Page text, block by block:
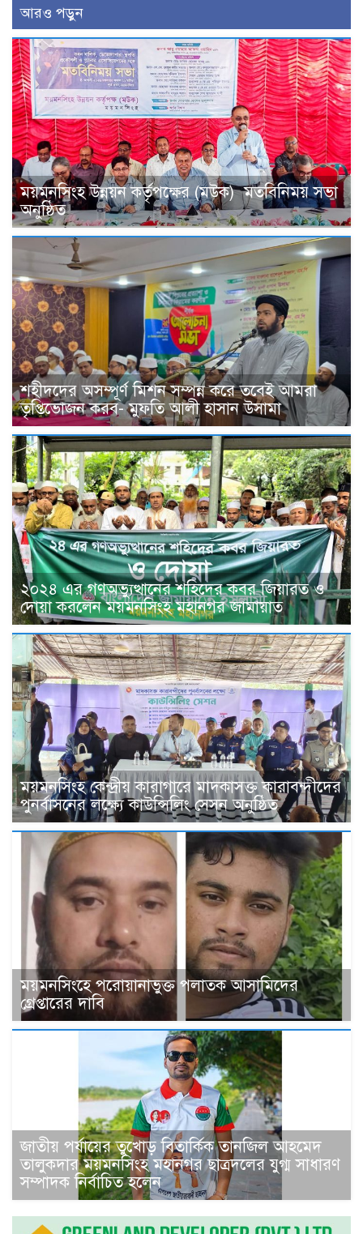
আরও পড়ুন
ময়মনসিংহ উন্নয়ন কর্তৃপক্ষের (মউক) মতবিনিময় সভা
অনুষ্ঠিত
শহীদদের অসম্পূর্ণ মিশন সম্পন্ন করে তবেই আমরা
তৃপ্তিভোজন করব- মুফতি আলী হাসান উসামা
২০২৪ এর গণঅভ্যুত্থানের শহিদের কবর জিয়ারত ও
দোয়া করলেন ময়মনসিংহ মহানগর জামায়াত
ময়মনসিংহ কেন্দ্রীয় কারাগারে মাদকাসক্ত কারাবন্দীদের
পুনর্বাসনের লক্ষ্যে কাউন্সিলিং সেসন অনুষ্ঠিত
ময়মনসিংহে পরোয়ানাভুক্ত পলাতক আসামিদের
গ্রেপ্তারের দাবি
জাতীয় পর্যায়ের তুখোড় বিতার্কিক তানজিল আহমেদ
তালুকদার ময়মনসিংহ মহানগর ছাত্রদলের যুগ্ম সাধারণ
সম্পাদক নির্বাচিত হলেন